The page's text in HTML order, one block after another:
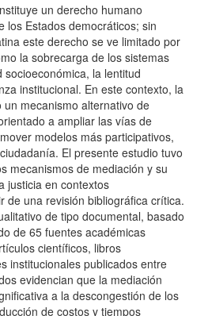
un derecho humano
los Estados democráticos; sin
este derecho se ve limitado por
la sobrecarga de los sistemas
la lentitud
institucional. En este contexto, la
mecanismo alternativo de
a ampliar las vías de
modelos más participativos,
El presente estudio tuvo
mecanismos de mediación y su
justicia en contextos
de una revisión bibliográfica crítica.
de tipo documental, basado
de 65 fuentes académicas
científicos, libros
institucionales publicados entre
evidencian que la mediación
a la descongestión de los
de costos y tiempos